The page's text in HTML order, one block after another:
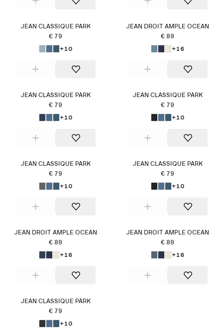
JEAN CLASSIQUE PARK
€ 79
+10
JEAN DROIT AMPLE OCEAN
€ 89
+16
JEAN CLASSIQUE PARK
€ 79
+10
JEAN CLASSIQUE PARK
€ 79
+10
JEAN CLASSIQUE PARK
€ 79
+10
JEAN CLASSIQUE PARK
€ 79
+10
JEAN DROIT AMPLE OCEAN
€ 89
+16
JEAN DROIT AMPLE OCEAN
€ 89
+16
JEAN CLASSIQUE PARK
€ 79
+10